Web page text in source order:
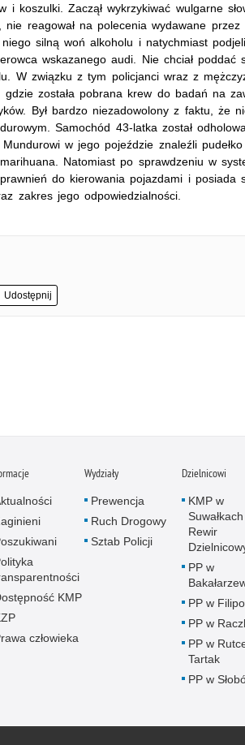
i koszulki. Zaczął wykrzykiwać wulgarne
nie reagował na polecenia wydawane przez
silną woń alkoholu i natychmiast
wskazanego audi. Nie chciał poddać
W związku z tym policjanci wraz z
gdzie została pobrana krew do badań na
Był bardzo niezadowolony z faktu, że
Samochód 43-latka został
w jego pojeździe znaleźli
Natomiast po sprawdzeniu w
do kierowania pojazdami i posiada
zakres jego odpowiedzialności.
Udostępnij
KMP
człowieka
Wydziały
Prewencja
Ruch Drogowy
Sztab Policji
Dzielnicowi
KMP w
Suwałkach
Rewir
PP w
PP w
PP w
PP w
Tartak
PP w